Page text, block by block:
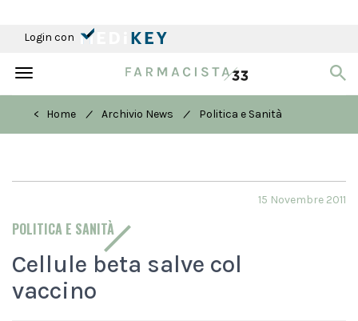
Login con
Toggle
< Home
/ Archivio News / Politica e Sanità
POLITICA E SANITÀ
15 Novembre 2011
Cellule beta salve col
vaccino